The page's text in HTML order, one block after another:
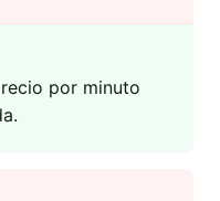
por minuto